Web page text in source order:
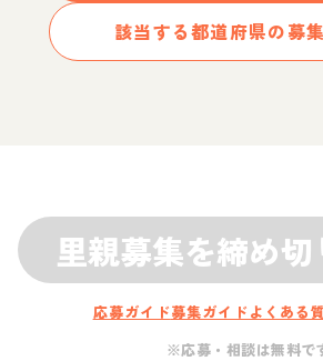
該当する都道府県の募
里親募集を締め
応募ガイド募集ガイド よくある
※応募・相談は無料で